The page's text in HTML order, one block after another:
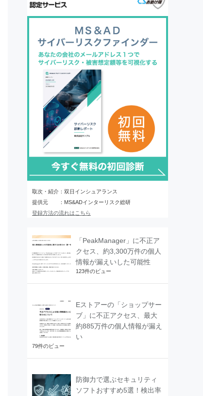
取次・紹介：双日インシュアランス
提供元 ：MS&ADインターリスク総研
登録方法の流れはこちら
「PeakManager」に不正ア
クセス、約3,300万件の個人
情報が漏えいした可能性
123件のビュー
Eストアーの「ショップサー
ブ」に不正アクセス、最大
約885万件の個人情報が漏え
い
79件のビュー
防御力で選ぶセキュリティ
ソフトおすすめ5選！検出率